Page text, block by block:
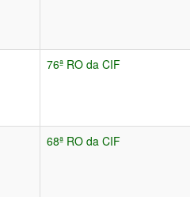
76ª RO da CIF
68ª RO da CIF